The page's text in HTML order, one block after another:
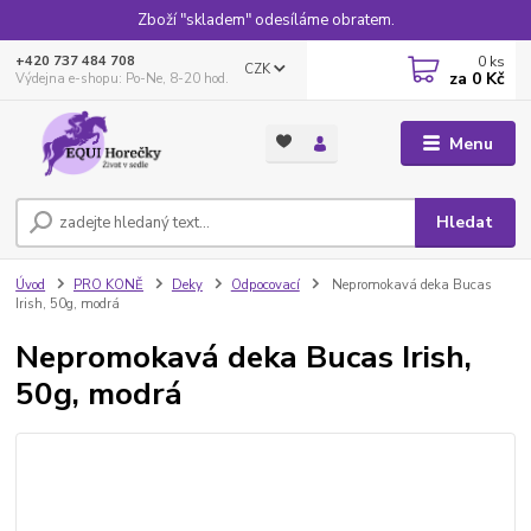
Zboží "skladem" odesíláme obratem.
Menu
CZK
Hledat
+420 737 484 708
Výdejna e-shopu: Po-Ne, 8-20 hod.
0 ks
za 0 Kč
Úvod PRO KONĚ Deky Odpocovací
Nepromokavá deka Bucas
Irish, 50g, modrá
Nepromokavá deka Bucas Irish,
50g, modrá